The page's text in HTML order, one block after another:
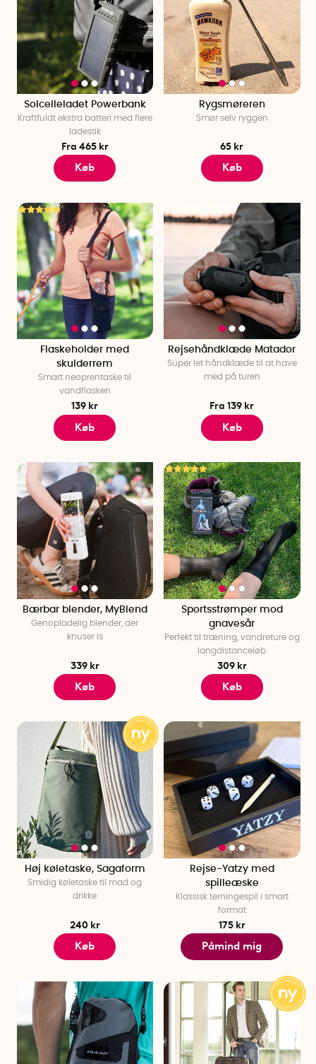
Solcelleladet Powerbank
Kraftfuldt ekstra batteri med flere
ladestik
Fra 465 kr
Køb
Rygsmøreren
Smør selv ryggen
65 kr
Køb
Flaskeholder med
skulderrem
Smart neoprentaske til
vandflasken
139 kr
Køb
Rejsehåndklæde Matador
Super let håndklæde til at have
med på turen
Fra 139 kr
Køb
Bærbar blender, MyBlend
Genopladelig blender, der
knuser is
339 kr
Køb
Sportsstrømper mod
gnavesår
Perfekt til træning, vandreture og
langdistanceløb
309 kr
Køb
Høj køletaske, Sagaform
Smidig køletaske til mad og
drikke
240 kr
Køb
Rejse-Yatzy med
spilleæske
Klassisk terningespil i smart
format
175 kr
Påmind mig